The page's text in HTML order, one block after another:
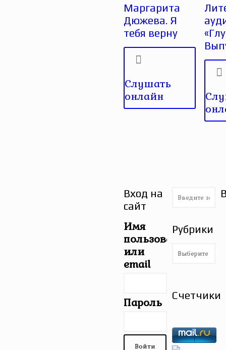
Маргарита
Дюжева. Я
тебя верну
Слушать
онлайн
Вход на
сайт
Имя
пользователя
или
email
Пароль
Рубрики
Рубрики
Счетчики